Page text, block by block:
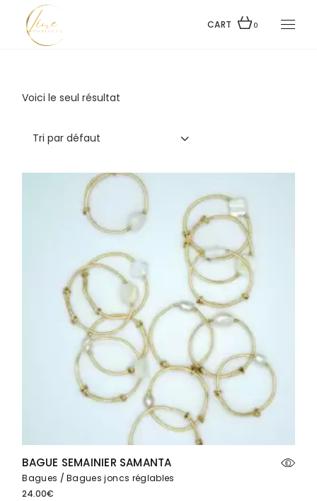
content
CART 0
Voici le seul résultat
Tri par défaut
BAGUE SEMAINIER SAMANTA
Bagues
Bagues joncs réglables
24.00€